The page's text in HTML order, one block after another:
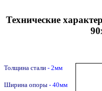
Технические
Толщина стали - 2мм
Ширина опоры - 40мм